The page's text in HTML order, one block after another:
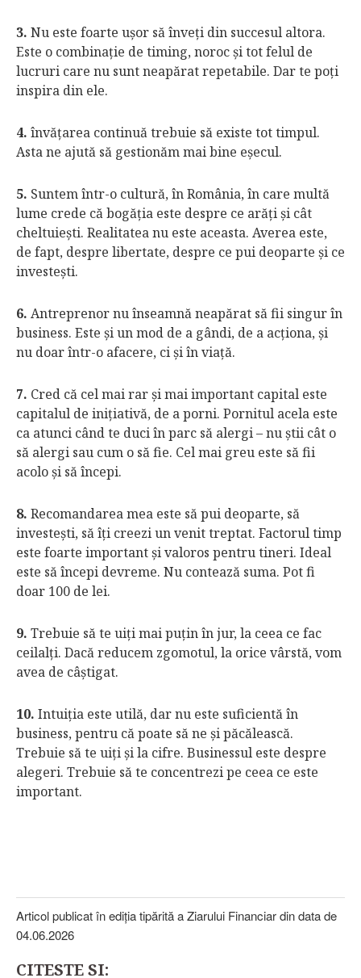
3. Nu este foarte uşor să înveţi din succesul altora.
Este o combinaţie de timing, noroc şi tot felul de
lucruri care nu sunt neapărat repetabile. Dar te poţi
inspira din ele.
4. învăţarea continuă trebuie să existe tot timpul.
Asta ne ajută să gestionăm mai bine eşecul.
5. Suntem într-o cultură, în România, în care multă
lume crede că bogăţia este despre ce arăţi şi cât
cheltuieşti. Realitatea nu este aceasta. Averea este,
de fapt, despre libertate, despre ce pui deoparte şi ce
investeşti.
6. Antreprenor nu înseamnă neapărat să fii singur în
business. Este şi un mod de a gândi, de a acţiona, şi
nu doar într-o afacere, ci şi în viaţă.
7. Cred că cel mai rar şi mai important capital este
capitalul de iniţiativă, de a porni. Pornitul acela este
ca atunci când te duci în parc să alergi – nu ştii cât o
să alergi sau cum o să fie. Cel mai greu este să fii
acolo şi să începi.
8. Recomandarea mea este să pui deoparte, să
investeşti, să îţi creezi un venit treptat. Factorul timp
este foarte important şi valoros pentru tineri. Ideal
este să începi devreme. Nu contează suma. Pot fi
doar 100 de lei.
9. Trebuie să te uiţi mai puţin în jur, la ceea ce fac
ceilalţi. Dacă reducem zgomotul, la orice vârstă, vom
avea de câştigat.
10. Intuiţia este utilă, dar nu este suficientă în
business, pentru că poate să ne şi păcălească.
Trebuie să te uiţi şi la cifre. Businessul este despre
alegeri. Trebuie să te concentrezi pe ceea ce este
important.
Articol publicat în ediţia tipărită a Ziarului Financiar din data de
04.06.2026
CITESTE SI: